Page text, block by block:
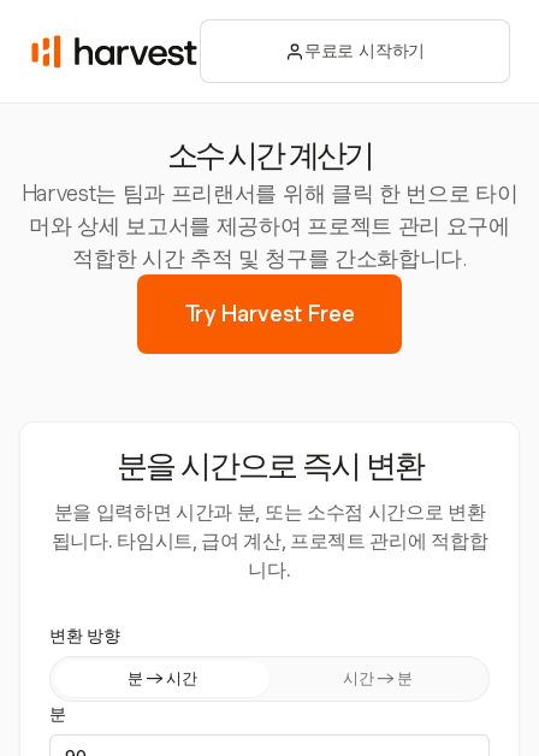
무료로 시작하기
소수 시간 계산기
Harvest는 팀과 프리랜서를 위해 클릭 한 번으로 타이
머와 상세 보고서를 제공하여 프로젝트 관리 요구에
적합한 시간 추적 및 청구를 간소화합니다.
Try Harvest Free
분을 시간으로 즉시 변환
분을 입력하면 시간과 분, 또는 소수점 시간으로 변환
됩니다. 타임시트, 급여 계산, 프로젝트 관리에 적합합
니다.
변환 방향
분 → 시간 시간 → 분
분